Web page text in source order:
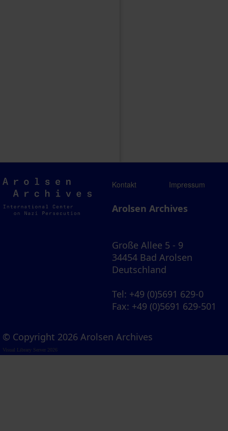
Arolsen
Archives
Kontakt Impressum
Arolsen Archives
Große Allee 5 - 9
34454 Bad Arolsen
Deutschland
Tel: +49 (0)5691 629-0
Fax: +49 (0)5691 629-501
© Copyright 2026 Arolsen Archives
Visual Library Server 2026